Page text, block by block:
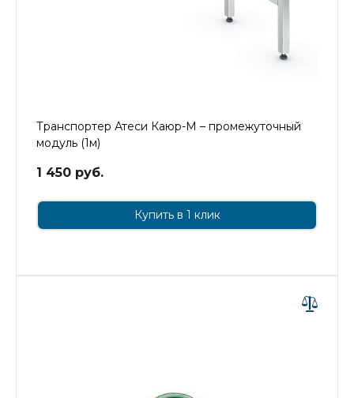
Транспортер Атеси Каюр-М – промежуточный
модуль (1м)
1 450 руб.
Купить в 1 клик